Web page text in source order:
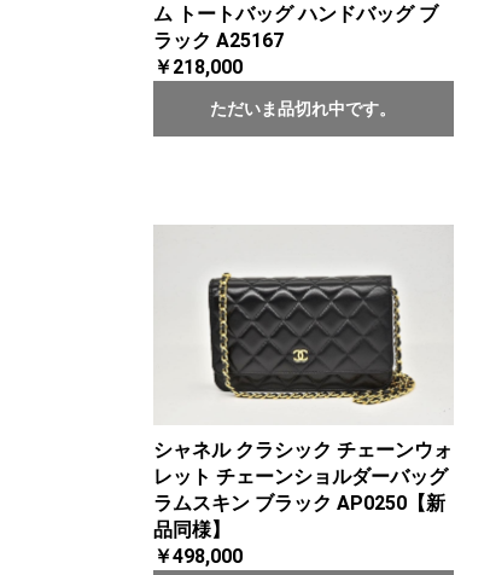
ム トートバッグ ハンドバッグ ブ
ラック A25167
￥218,000
ただいま品切れ中です。
シャネル クラシック チェーンウォ
レット チェーンショルダーバッグ
ラムスキン ブラック AP0250【新
品同様】
￥498,000